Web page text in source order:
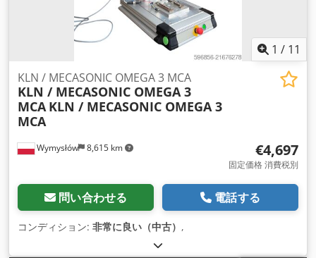
1 / 11
Wymysłów 8,615 km
KLN / MECASONIC OMEGA 3 MCA
KLN / MECASONIC OMEGA 3
MCA KLN / MECASONIC OMEGA 3
MCA
€4,697
固定価格 消費税別
問い合わせる 電話する
コンディション: 非常に良い（中古） ,